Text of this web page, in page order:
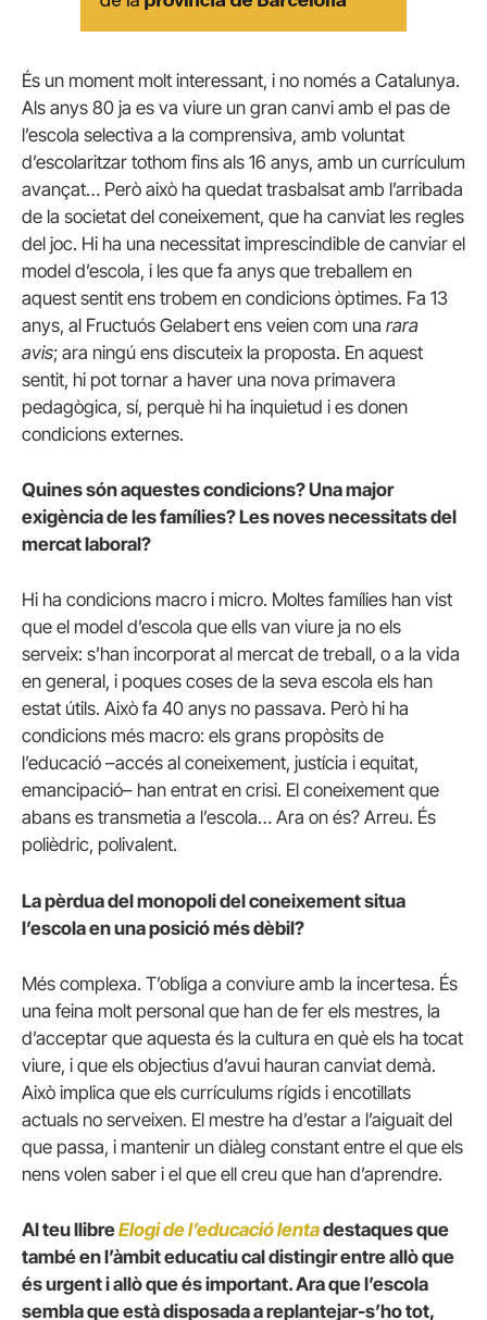
És un moment molt interessant, i no només a Catalunya.
Als anys 80 ja es va viure un gran canvi amb el pas de
l’escola selectiva a la comprensiva, amb voluntat
d’escolaritzar tothom fins als 16 anys, amb un currículum
avançat… Però això ha quedat trasbalsat amb l’arribada
de la societat del coneixement, que ha canviat les regles
del joc. Hi ha una necessitat imprescindible de canviar el
model d’escola, i les que fa anys que treballem en
aquest sentit ens trobem en condicions òptimes. Fa 13
anys, al Fructuós Gelabert ens veien com una rara
avis; ara ningú ens discuteix la proposta. En aquest
sentit, hi pot tornar a haver una nova primavera
pedagògica, sí, perquè hi ha inquietud i es donen
condicions externes.
Quines són aquestes condicions? Una major
exigència de les famílies? Les noves necessitats del
mercat laboral?
Hi ha condicions macro i micro. Moltes famílies han vist
que el model d’escola que ells van viure ja no els
serveix: s’han incorporat al mercat de treball, o a la vida
en general, i poques coses de la seva escola els han
estat útils. Això fa 40 anys no passava. Però hi ha
condicions més macro: els grans propòsits de
l’educació –accés al coneixement, justícia i equitat,
emancipació– han entrat en crisi. El coneixement que
abans es transmetia a l’escola… Ara on és? Arreu. És
polièdric, polivalent.
La pèrdua del monopoli del coneixement situa
l’escola en una posició més dèbil?
Més complexa. T’obliga a conviure amb la incertesa. És
una feina molt personal que han de fer els mestres, la
d’acceptar que aquesta és la cultura en què els ha tocat
viure, i que els objectius d’avui hauran canviat demà.
Això implica que els currículums rígids i encotillats
actuals no serveixen. El mestre ha d’estar a l’aiguait del
que passa, i mantenir un diàleg constant entre el que els
nens volen saber i el que ell creu que han d’aprendre.
Al teu llibreElogi de l’educació lentadestaques que
també en l’àmbit educatiu cal distingir entre allò que
és urgent i allò que és important. Ara que l’escola
sembla que està disposada a replantejar-s’ho tot,